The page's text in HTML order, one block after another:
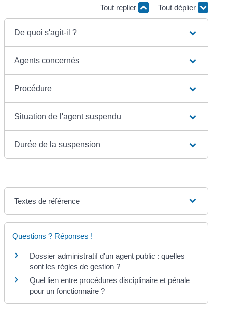
Tout replier Tout déplier
De quoi s'agit-il ?
Agents concernés
Procédure
Situation de l'agent suspendu
Durée de la suspension
Textes de référence
Questions ? Réponses !
Dossier administratif d'un agent public : quelles
sont les règles de gestion ?
Quel lien entre procédures disciplinaire et pénale
pour un fonctionnaire ?